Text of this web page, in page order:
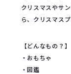
クリスマスやサ
ら、クリスマス
【どんなもの？】
・おもちゃ
・図鑑